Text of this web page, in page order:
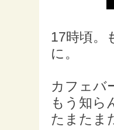
17時頃。
に。
カフェバ
もう知ら
たまたま